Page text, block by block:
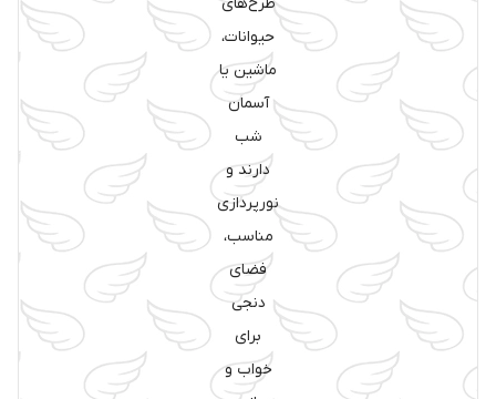
حیوانات،
ماشین یا
آسمان
شب
دارند و
نورپردازی
مناسب،
فضای
دنجی
برای
خواب و